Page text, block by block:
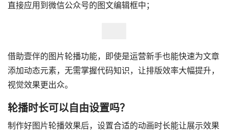
直接应用到微信公众号的图文编辑框中；
借助壹伴的图片轮播功能，即使是运营新手也能快速为文章
添加动态元素，无需掌握代码知识，让排版效率大幅提升，
视觉效果更出众。
轮播时长可以自由设置吗？
制作好图片轮播效果后，设置合适的动画时长能让展示效果